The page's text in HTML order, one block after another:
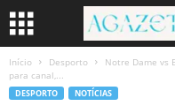
Início Desporto
Notre Dame vs
para canal,...
DESPORTO NOTÍCIAS